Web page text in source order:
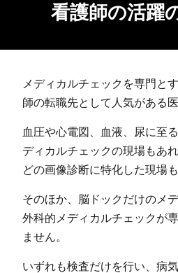
看護師の活躍
メディカルチェックを専門と
師の転職先として人気がある医
血圧や心電図、血液、尿に至
ディカルチェックの現場もあ
どの画像診断に特化した現場も
そのほか、脳ドックだけのメ
外科的メディカルチェックが
ません。
いずれも検査だけを行い、病